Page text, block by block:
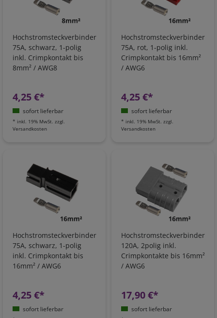
Hochstromsteckverbinder
75A, schwarz, 1-polig
inkl. Crimpkontakt bis
8mm² / AWG8
4,25 €*
sofort lieferbar
* inkl. 19% MwSt. zzgl.
Versandkosten
Hochstromsteckverbinder
75A, rot, 1-polig inkl.
Crimpkontakt bis 16mm²
/ AWG6
4,25 €*
sofort lieferbar
* inkl. 19% MwSt. zzgl.
Versandkosten
Hochstromsteckverbinder
75A, schwarz, 1-polig
inkl. Crimpkontakt bis
16mm² / AWG6
4,25 €*
sofort lieferbar
Hochstromsteckverbinder
120A, 2polig inkl.
Crimpkontakte bis 16mm²
/ AWG6
17,90 €*
sofort lieferbar